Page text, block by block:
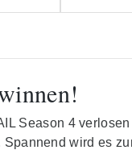
Season 4
Spannend wird es